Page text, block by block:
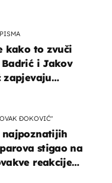
kako to zvuči
i Jakov
zapjevaju
ĐOKOVIĆ"
najpoznatijih
stigao na
reakcije